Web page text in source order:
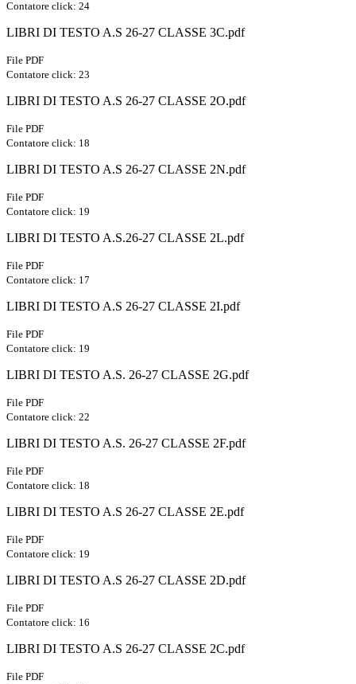
Contatore click: 24
LIBRI DI TESTO A.S 26-27 CLASSE 3C.pdf
File PDF
Contatore click: 23
LIBRI DI TESTO A.S 26-27 CLASSE 2O.pdf
File PDF
Contatore click: 18
LIBRI DI TESTO A.S 26-27 CLASSE 2N.pdf
File PDF
Contatore click: 19
LIBRI DI TESTO A.S.26-27 CLASSE 2L.pdf
File PDF
Contatore click: 17
LIBRI DI TESTO A.S 26-27 CLASSE 2I.pdf
File PDF
Contatore click: 19
LIBRI DI TESTO A.S. 26-27 CLASSE 2G.pdf
File PDF
Contatore click: 22
LIBRI DI TESTO A.S. 26-27 CLASSE 2F.pdf
File PDF
Contatore click: 18
LIBRI DI TESTO A.S 26-27 CLASSE 2E.pdf
File PDF
Contatore click: 19
LIBRI DI TESTO A.S 26-27 CLASSE 2D.pdf
File PDF
Contatore click: 16
LIBRI DI TESTO A.S 26-27 CLASSE 2C.pdf
File PDF